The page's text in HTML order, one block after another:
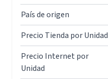
País de origen
Precio Tienda por Unidad
Precio Internet por
Unidad